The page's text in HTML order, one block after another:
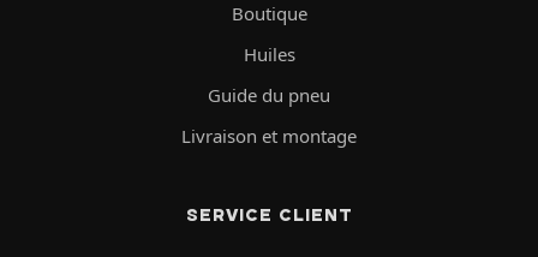
Boutique
Huiles
Guide du pneu
Livraison et montage
SERVICE CLIENT